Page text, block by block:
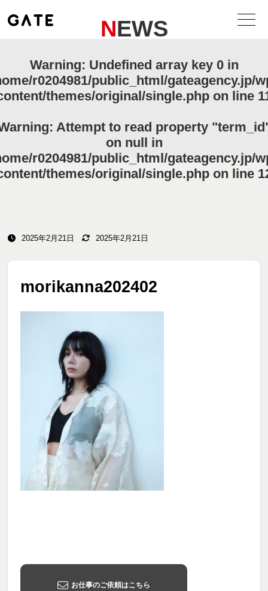
NEWS
Warning: Undefined array key 0 in
r0204981/public_html/gateagency.jp/
themes/original/single.php on line
: Attempt to read property
on null in
r0204981/public_html/gateagency.jp/
themes/original/single.phpon line
2025年2月21日 2025年2月21日
morikanna202402
お仕事のご依頼はこちら